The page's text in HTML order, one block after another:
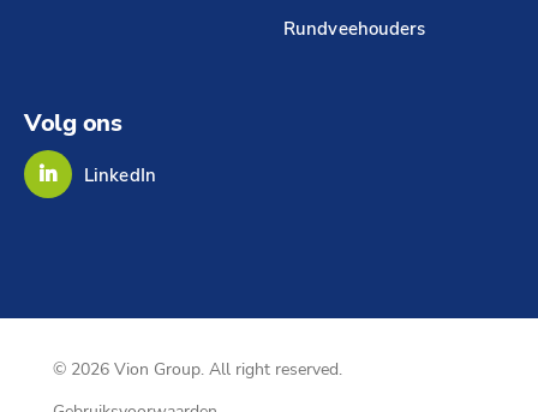
Rundveehouders
Volg ons
LinkedIn
© 2026 Vion Group. All right reserved.